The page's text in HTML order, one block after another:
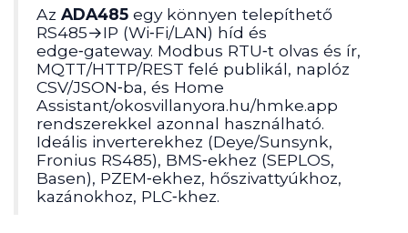
Az ADA485 egy könnyen telepíthető
RS485→IP (Wi‑Fi/LAN) híd és
edge‑gateway. Modbus RTU‑t olvas és ír,
MQTT/HTTP/REST felé publikál, naplóz
CSV/JSON‑ba, és Home
Assistant/okosvillanyora.hu/hmke.app
rendszerekkel azonnal használható.
Ideális inverterekhez (Deye/Sunsynk,
Fronius RS485), BMS‑ekhez (SEPLOS,
Basen), PZEM‑ekhez, hőszivattyúkhoz,
kazánokhoz, PLC‑khez.